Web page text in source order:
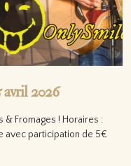
avril 2026
& Fromages ! Horaires :
avec participation de 5€